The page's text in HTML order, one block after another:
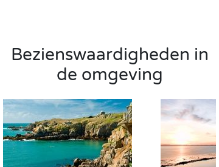
Bezienswaardigheden in
de omgeving